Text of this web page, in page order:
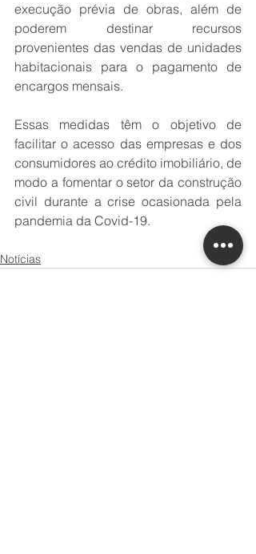
execução prévia de obras, além de
poderem destinar recursos
provenientes das vendas de unidades
habitacionais para o pagamento de
encargos mensais.
Essas medidas têm o objetivo de
facilitar o acesso das empresas e dos
consumidores ao crédito imobiliário, de
modo a fomentar o setor da construção
civil durante a crise ocasionada pela
pandemia da Covid-19.
Notícias